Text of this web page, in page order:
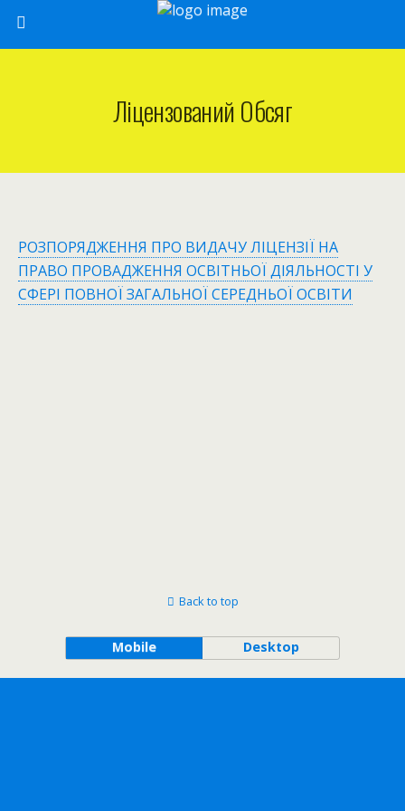
Ліцензований Обсяг
РОЗПОРЯДЖЕННЯ ПРО ВИДАЧУ ЛІЦЕНЗІЇ НА
ПРАВО ПРОВАДЖЕННЯ ОСВІТНЬОЇ ДІЯЛЬНОСТІ У
СФЕРІ ПОВНОЇ ЗАГАЛЬНОЇ СЕРЕДНЬОЇ ОСВІТИ
Back to top
Mobile Desktop